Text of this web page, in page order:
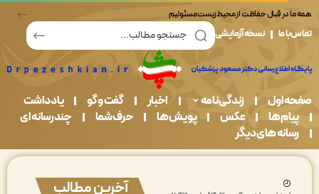
قبال حفاظت از محیط زیست مسئولیم
نسخه آزمایشی
زندگی نامه اخبار گفت و گو
یادداشت
ها
عکس پویش ها حرف شما
چندرسانه ای
های دیگر
آخرین مطالب